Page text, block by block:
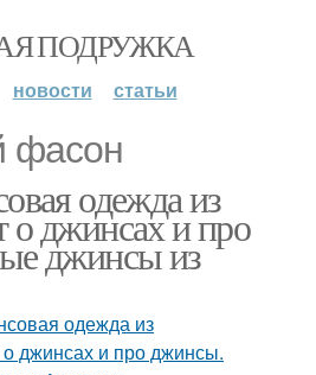
ПОДРУЖКА
новости статьи
фасон
одежда из
джинсах и про
джинсы из